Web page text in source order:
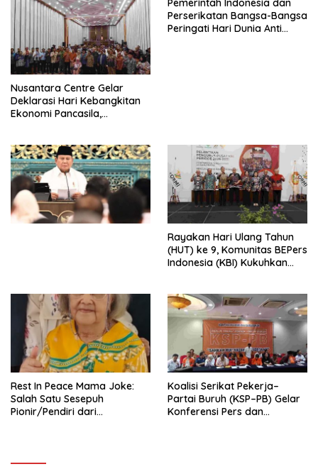
Nusantara Centre Gelar
Deklarasi Hari Kebangkitan
Ekonomi Pancasila,
Penjajahan (Pergolakan
Ekonomi Politik Indonesia) &
Simposium Nasional “Urgensi
Undang-Undang
Perekonomian Nasional dan
Kesejahteraan Sosial dalam
Pemerintah Indonesia dan
Perserikatan Bangsa-Bangsa
Peringati Hari Dunia Anti
Rayakan Hari Ulang Tahun
(HUT) ke 9, Komunitas BEPers
Indonesia (KBI) Kukuhkan
Tema: “Penguatan dan
Pengembangan Organisasi
KBI yang Berbasis Riset di
seluruh Indonesia dan
Mancanegara”.
Rest In Peace Mama Joke:
Salah Satu Sesepuh
Pionir/Pendiri dari
Kasih Allah.
Koalisi Serikat Pekerja–
Partai Buruh (KSP–PB) Gelar
Konferensi Pers dan